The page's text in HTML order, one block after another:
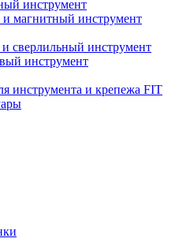
инструмент
и магнитный инструмент
сверлильный инструмент
инструмент
инструмента и крепежа FIT